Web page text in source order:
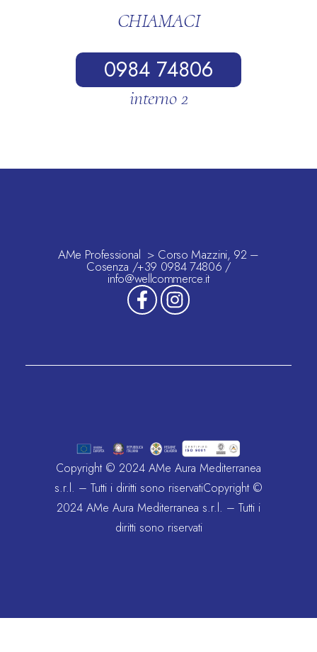
CHIAMACI
0984 74806
interno 2
AMe Professional > Corso Mazzini, 92 –
Cosenza /+39 0984 74806 /
info@wellcommerce.it
Copyright © 2024 AMe Aura Mediterranea
s.r.l. – Tutti i diritti sono riservatiCopyright ©
2024 AMe Aura Mediterranea s.r.l. – Tutti i
diritti sono riservati